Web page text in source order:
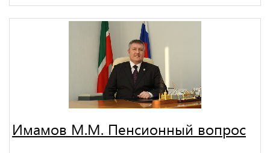
Имамов М.М. Пенсионный вопрос